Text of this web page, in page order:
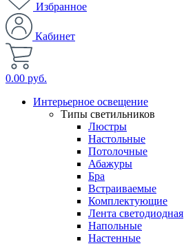
Избранное
Кабинет
0.00 руб.
Интерьерное освещение
Типы светильников
Люстры
Настольные
Потолочные
Абажуры
Бра
Встраиваемые
Комплектующие
Лента светодиодная
Напольные
Настенные